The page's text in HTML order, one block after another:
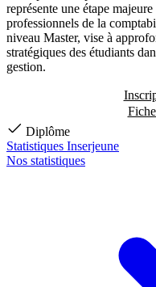
représente une étape
professionnels de la
niveau Master, vise à
stratégiques des étudiants
gestion.
Diplôme
Statistiques Inserjeune
Nos statistiques